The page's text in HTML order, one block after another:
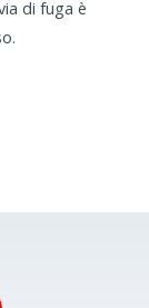
di fuga è